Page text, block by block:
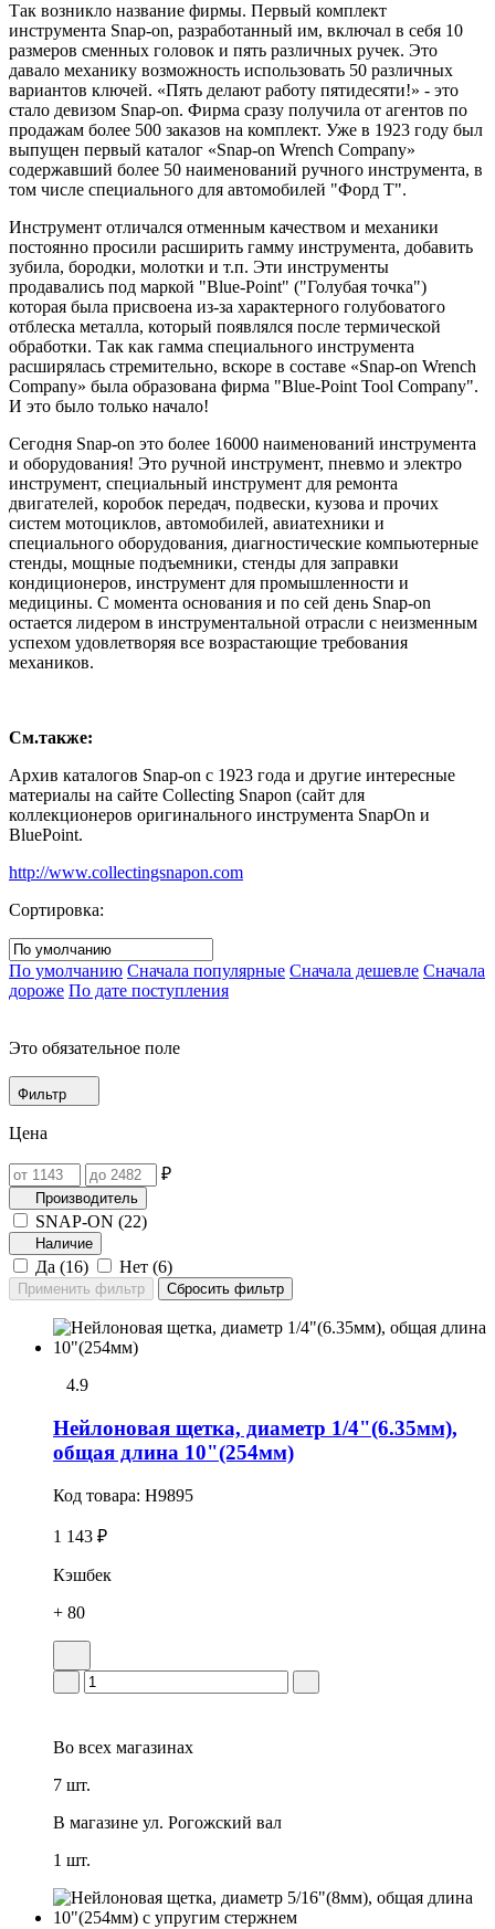
Так возникло название фирмы. Первый комплект
инструмента Snap-on, разработанный им, включал в себя 10
размеров сменных головок и пять различных ручек. Это
давало механику возможность использовать 50 различных
вариантов ключей. «Пять делают работу пятидесяти!» - это
стало девизом Snap-on. Фирма сразу получила от агентов по
продажам более 500 заказов на комплект. Уже в 1923 году был
выпущен первый каталог «Snap-on Wrench Company»
содержавший более 50 наименований ручного инструмента, в
том числе специального для автомобилей "Форд Т".
Инструмент отличался отменным качеством и механики
постоянно просили расширить гамму инструмента, добавить
зубила, бородки, молотки и т.п. Эти инструменты
продавались под маркой "Blue-Point" ("Голубая точка")
которая была присвоена из-за характерного голубоватого
отблеска металла, который появлялся после термической
обработки. Так как гамма специального инструмента
расширялась стремительно, вскоре в составе «Snap-on Wrench
Company» была образована фирма "Blue-Point Tool Company".
И это было только начало!
Сегодня Snap-on это более 16000 наименований инструмента
и оборудования! Это ручной инструмент, пневмо и электро
инструмент, специальный инструмент для ремонта
двигателей, коробок передач, подвески, кузова и прочих
систем мотоциклов, автомобилей, авиатехники и
специального оборудования, диагностические компьютерные
стенды, мощные подъемники, стенды для заправки
кондиционеров, инструмент для промышленности и
медицины. С момента основания и по сей день Snap-on
остается лидером в инструментальной отрасли с неизменным
успехом удовлетворяя все возрастающие требования
механиков.
См.также:
Архив каталогов Snap-on с 1923 года и другие интересные
материалы на сайте Collecting Snapon (сайт для
коллекционеров оригинального инструмента SnapOn и
BluePoint.
http://www.collectingsnapon.com
Сортировка:
По умолчанию Сначала популярные Сначала дешевле Сначала
дороже По дате поступления
Это обязательное поле
Фильтр
Цена
₽
Производитель
SNAP-ON (22)
Наличие
Да (16) Нет (6)
4.9
Нейлоновая щетка, диаметр 1/4"(6.35мм),
общая длина 10"(254мм)
Код товара: H9895
1 143 ₽
Кэшбек
+ 80
Во всех магазинах
7 шт.
В магазине ул. Рогожский вал
1 шт.